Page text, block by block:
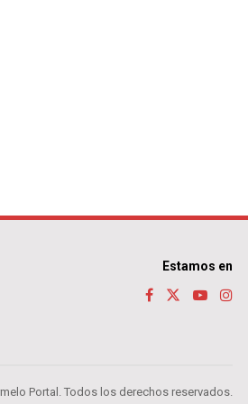
Estamos en
Portal. Todos los derechos reservados.